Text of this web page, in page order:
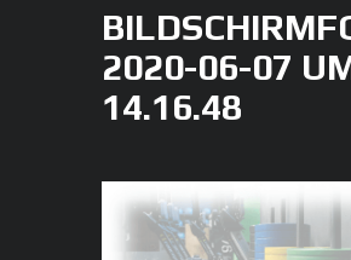
2020-06-07
14.16.48